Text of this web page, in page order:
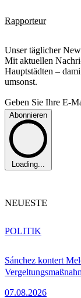
Rapporteur
Unser täglicher
Mit aktuellen
Hauptstädten –
umsonst.
Geben Sie Ihre E-
Abonnieren
Loading...
NEUESTE
Sánchez kontert
07.08.2026
POLITIK